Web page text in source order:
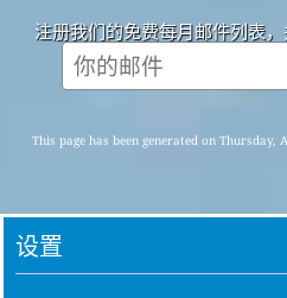
注册我们的免费每月邮件列表，
This page has been generated on Thursday,
设置